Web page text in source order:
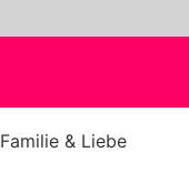
Familie & Liebe